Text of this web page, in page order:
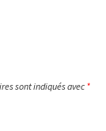
sont indiqués avec *